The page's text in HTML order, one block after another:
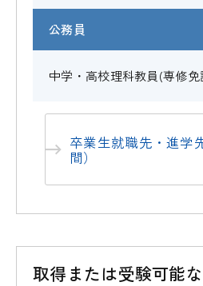
公務員
中学・高校理科教員(専修免
卒業生就職先・進学
間）
取得または受験可能